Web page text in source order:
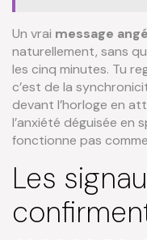
Un vrai message
naturellement, sans
les cinq minutes. Tu
c’est de la
devant l’horloge en
l’anxiété déguisée en
fonctionne pas
Les